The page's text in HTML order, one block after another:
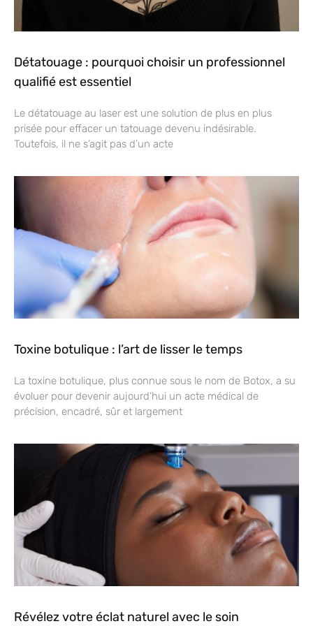
Détatouage : pourquoi choisir un professionnel
qualifié est essentiel
Le détatouage au laser est une solution de plus en plus
prisée pour effacer un tatouage devenu indésirable.
Toutefois, il ne s’agit pas d’un acte
Toxine botulique : l’art de lisser le temps
La toxine botulique, plus connue sous le nom de Botox, a su
évoluer pour devenir aujourd’hui un acte médical de
précision, encadré, sûr et largement
Révélez votre éclat naturel avec le soin